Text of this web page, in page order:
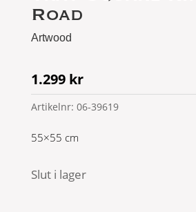
Road
Artwood
1.299 kr
Artikelnr: 06-39619
55×55 cm
Slut i lager